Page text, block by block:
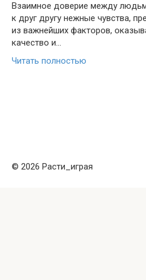
Взаимное доверие между
к друг другу нежные чувства,
из важнейших факторов,
качество и…
Читать полностью
© 2026 Расти_играя